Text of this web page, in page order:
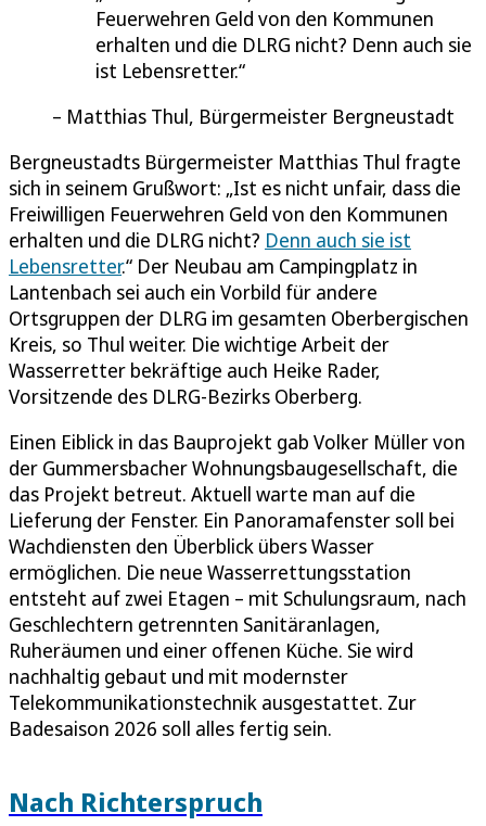
Feuerwehren Geld von den Kommunen
erhalten und die DLRG nicht? Denn auch sie
ist Lebensretter.
Matthias Thul, Bürgermeister Bergneustadt
Bergneustadts Bürgermeister Matthias Thul fragte
sich in seinem Grußwort: „Ist es nicht unfair, dass die
Freiwilligen Feuerwehren Geld von den Kommunen
erhalten und die DLRG nicht? Denn auch sie ist
Lebensretter.“ Der Neubau am Campingplatz in
Lantenbach sei auch ein Vorbild für andere
Ortsgruppen der DLRG im gesamten Oberbergischen
Kreis, so Thul weiter. Die wichtige Arbeit der
Wasserretter bekräftige auch Heike Rader,
Vorsitzende des DLRG-Bezirks Oberberg.
Einen Eiblick in das Bauprojekt gab Volker Müller von
der Gummersbacher Wohnungsbaugesellschaft, die
das Projekt betreut. Aktuell warte man auf die
Lieferung der Fenster. Ein Panoramafenster soll bei
Wachdiensten den Überblick übers Wasser
ermöglichen. Die neue Wasserrettungsstation
entsteht auf zwei Etagen – mit Schulungsraum, nach
Geschlechtern getrennten Sanitäranlagen,
Ruheräumen und einer offenen Küche. Sie wird
nachhaltig gebaut und mit modernster
Telekommunikationstechnik ausgestattet. Zur
Badesaison 2026 soll alles fertig sein.
Nach Richterspruch